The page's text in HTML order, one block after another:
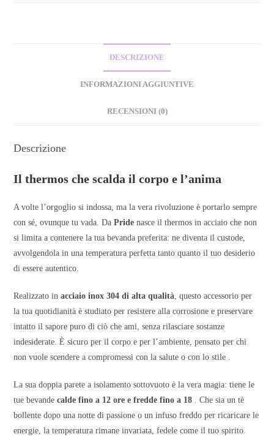
DESCRIZIONE
INFORMAZIONI AGGIUNTIVE
RECENSIONI (0)
Descrizione
Il thermos che scalda il corpo e l’anima
A volte l’orgoglio si indossa, ma la vera rivoluzione è portarlo sempre
con sé, ovunque tu vada. DaPride nasce il thermos in acciaio che non
si limita a contenere la tua bevanda preferita: ne diventa il custode,
avvolgendola in una temperatura perfetta tanto quanto il tuo desiderio
di essere autentico.
Realizzato inacciaio inox 304 di alta qualità, questo accessorio per
la tua quotidianità è studiato per resistere alla corrosione e preservare
intatto il sapore puro di ciò che ami, senza rilasciare sostanze
indesiderate. È sicuro per il corpo e per l’ambiente, pensato per chi
non vuole scendere a compromessi con la salute o con lo stile .
La sua doppia parete a isolamento sottovuoto è la vera magia: tiene le
tue bevandecalde fino a 12 ore e fredde fino a 18 . Che sia un tè
bollente dopo una notte di passione o un infuso freddo per ricaricare le
energie, la temperatura rimane invariata, fedele come il tuo spirito.